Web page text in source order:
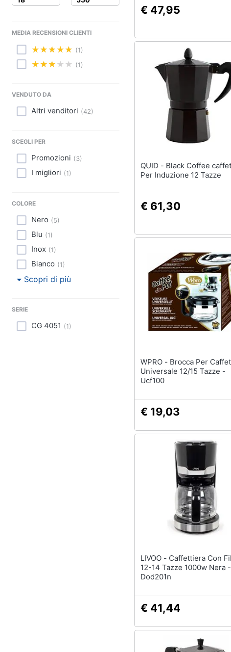
Giocattoli
Fotografia
Abbigliamento
Sport
Animali
Motori
Promozioni
MEDIA RECENSIONI CLIENTI
(1)
(1)
VENDUTO DA
Altri venditori (42)
SCEGLI PER
Promozioni (3)
I migliori (1)
COLORE
Nero (5)
Blu (1)
Inox (1)
Bianco (1)
Scopri di più
SERIE
CG 4051 (1)
€ 47,95
QUID - Black Coffee caffettiera
Per Induzione 12 Tazze
€ 61,30
WPRO - Brocca Per Caffettiera
Universale 12/15 Tazze -
Ucf100
€ 19,03
LIVOO - Caffettiera Con Filtro
12-14 Tazze 1000w Nera -
Dod201n
€ 41,44